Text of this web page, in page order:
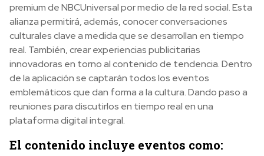
premium de NBCUniversal por medio de la red social. Esta
alianza permitirá, además, conocer conversaciones
culturales clave a medida que se desarrollan en tiempo
real. También, crear experiencias publicitarias
innovadoras en torno al contenido de tendencia. Dentro
de la aplicación se captarán todos los eventos
emblemáticos que dan forma a la cultura. Dando paso a
reuniones para discutirlos en tiempo real en una
plataforma digital integral.
El contenido incluye eventos como: